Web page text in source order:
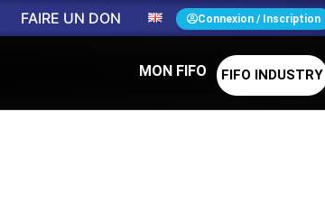
FAIRE UN DON Connexion / Inscription
MON FIFO FIFO INDUSTRY